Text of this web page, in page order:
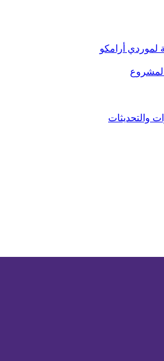
لموردي أرامكو